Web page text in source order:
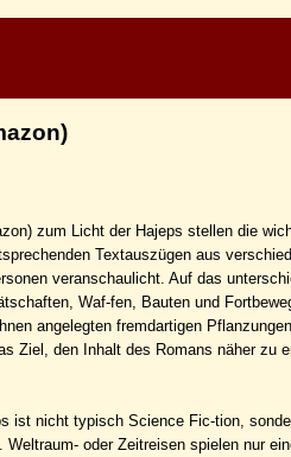
zum Licht der Hajeps stellen die
Textauszügen aus
veranschaulicht. Auf das
Waf-fen, Bauten und
angelegten fremdartigen
Ziel, den Inhalt des Romans näher zu
ist nicht typisch Science Fic-tion,
oder Zeitreisen spielen nur